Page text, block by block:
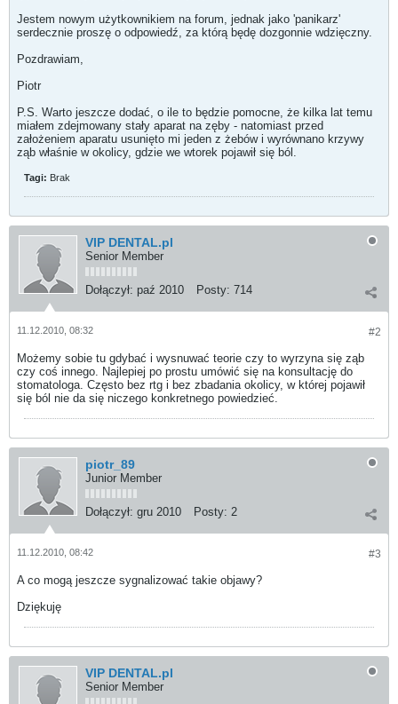
Jestem nowym użytkownikiem na forum, jednak jako 'panikarz'
serdecznie proszę o odpowiedź, za którą będę dozgonnie wdzięczny.
Pozdrawiam,
Piotr
P.S. Warto jeszcze dodać, o ile to będzie pomocne, że kilka lat temu
miałem zdejmowany stały aparat na zęby - natomiast przed
założeniem aparatu usunięto mi jeden z żebów i wyrównano krzywy
ząb właśnie w okolicy, gdzie we wtorek pojawił się ból.
Tagi: Brak
VIP DENTAL.pl
Senior Member
Dołączył: paź 2010 Posty: 714
#2
11.12.2010, 08:32
Możemy sobie tu gdybać i wysnuwać teorie czy to wyrzyna się ząb
czy coś innego. Najlepiej po prostu umówić się na konsultację do
stomatologa. Często bez rtg i bez zbadania okolicy, w której pojawił
się ból nie da się niczego konkretnego powiedzieć.
piotr_89
Junior Member
Dołączył: gru 2010 Posty: 2
#3
11.12.2010, 08:42
A co mogą jeszcze sygnalizować takie objawy?
Dziękuję
VIP DENTAL.pl
Senior Member